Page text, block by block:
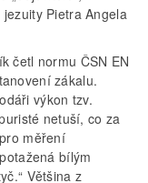
Pietra Angela
četl normu ČSN EN
zákalu.
výkon tzv.
netuší, co za
měření
bílým
Většina z